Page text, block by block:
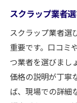
スクラップ業者
スクラップ業者選
重要です。口コミ
つ業者を選びまし
価格の説明が丁寧
ば、現場での詳細